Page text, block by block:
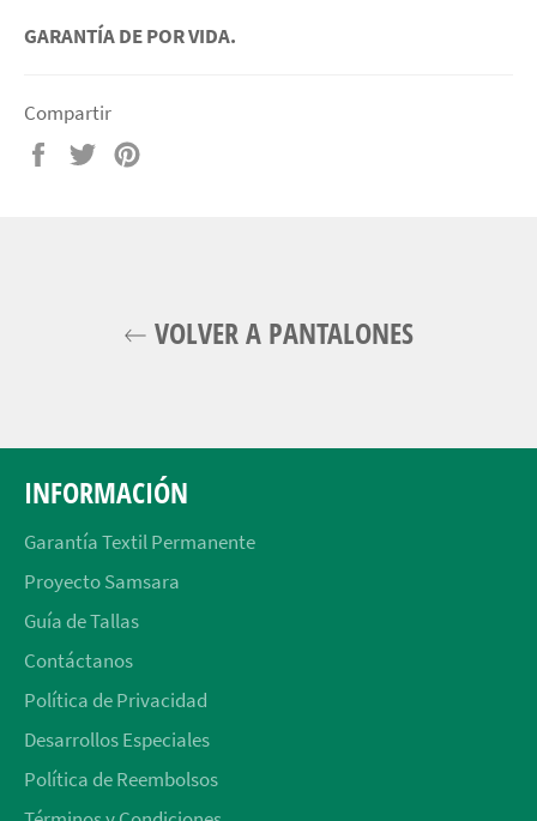
GARANTÍA DE POR VIDA.
Compartir
Compartir
Tuitear
VOLVER A PANTALONES
INFORMACIÓN
Garantía Textil Permanente
Proyecto Samsara
Guía de Tallas
Contáctanos
Política de Privacidad
Desarrollos Especiales
Política de Reembolsos